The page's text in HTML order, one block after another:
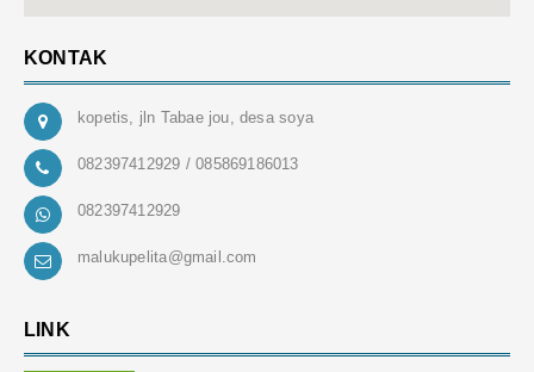
KONTAK
kopetis, jln Tabae jou, desa soya
082397412929 / 085869186013
082397412929
malukupelita@gmail.com
LINK